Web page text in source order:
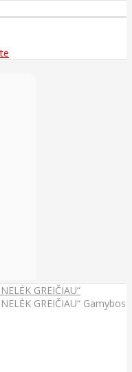
GREIČIAU“
GREIČIAU“ Gamybos